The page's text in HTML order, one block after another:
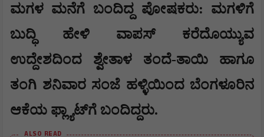
ಮಗಳ ಮನೆಗೆ ಬಂದಿದ್ದ ಪೋಷಕರು: ಮಗಳಿಗೆ
ಬುದ್ಧಿ ಹೇಳಿ ವಾಪಸ್ ಕರೆದೊಯ್ಯುವ
ಉದ್ದೇಶದಿಂದ ಶ್ವೇತಾಳ ತಂದೆ-ತಾಯಿ ಹಾಗೂ
ತಂಗಿ ಶನಿವಾರ ಸಂಜೆ ಹಳ್ಳಿಯಿಂದ ಬೆಂಗಳೂರಿನ
ಆಕೆಯ ಫ್ಲ್ಯಾಟ್‌ಗೆ ಬಂದಿದ್ದರು.
ALSO READ